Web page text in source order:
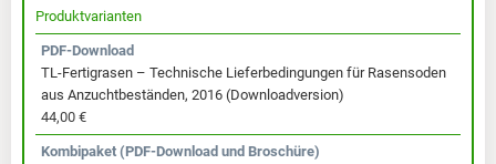
Produktvarianten
PDF-Download
TL-Fertigrasen – Technische Lieferbedingungen für Rasensoden
aus Anzuchtbeständen, 2016 (Downloadversion)
44,00 €
Kombipaket (PDF-Download und Broschüre)